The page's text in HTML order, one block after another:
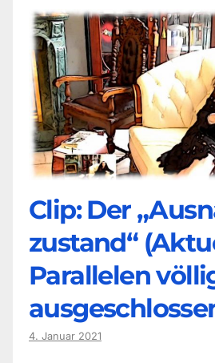
Clip: Der
zustand“
Parallelen
4. Januar 2021